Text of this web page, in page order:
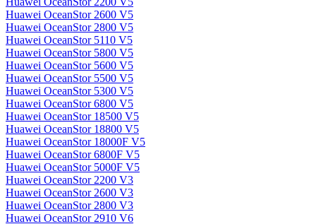
Huawei OceanStor 2600 V5
Huawei OceanStor 2800 V5
Huawei OceanStor 5110 V5
Huawei OceanStor 5800 V5
Huawei OceanStor 5600 V5
Huawei OceanStor 5500 V5
Huawei OceanStor 5300 V5
Huawei OceanStor 6800 V5
Huawei OceanStor 18500 V5
Huawei OceanStor 18800 V5
Huawei OceanStor 18000F V5
Huawei OceanStor 6800F V5
Huawei OceanStor 5000F V5
Huawei OceanStor 2200 V3
Huawei OceanStor 2600 V3
Huawei OceanStor 2800 V3
Huawei OceanStor 2910 V6